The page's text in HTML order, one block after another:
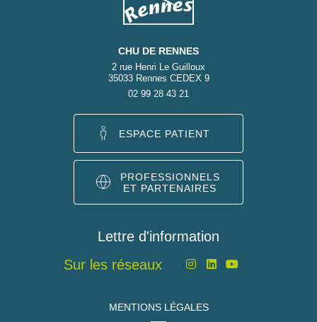
CHU DE RENNES
2 rue Henri Le Guilloux
35033 Rennes CEDEX 9
02 99 28 43 21
ESPACE PATIENT
PROFESSIONNELS
ET PARTENAIRES
Lettre d'information
Sur les réseaux
MENTIONS LÉGALES